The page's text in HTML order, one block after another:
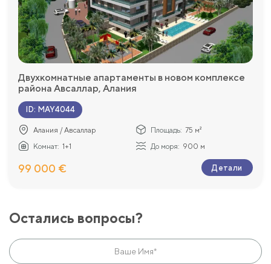
Двухкомнатные апартаменты в новом комплексе
района Авсаллар, Алания
ID: MAY4044
Алания / Авсаллар Площадь: 75 м²
Комнат: 1+1 До моря: 900 м
99 000 € Детали
Остались вопросы?